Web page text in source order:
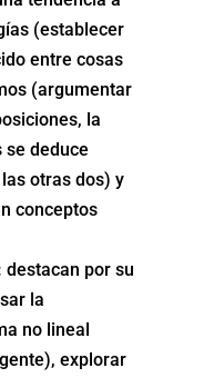
(establecer
entre cosas
(argumentar
la
se deduce
otras dos) y
conceptos
destacan por su
la
no lineal
explorar